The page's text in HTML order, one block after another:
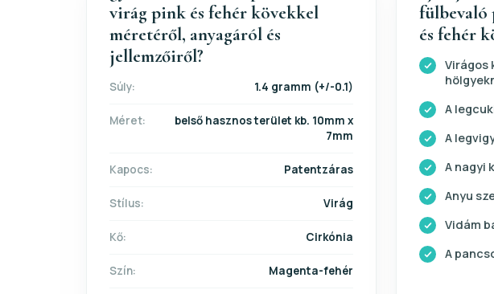
virág pink és fehér kövekkel
méretéről, anyagáról és
jellemzőiről?
Súly: 1.4 gramm (+/-0.1)
Méret:
belső hasznos terület kb. 10mm x
7mm
Kapocs: Patentzáras
Stílus: Virág
Kő: Cirkónia
Szín: Magenta-fehér
fülbevaló
és fehér
Virágos
A
A
A nagyi
Anyu
Vidám
A